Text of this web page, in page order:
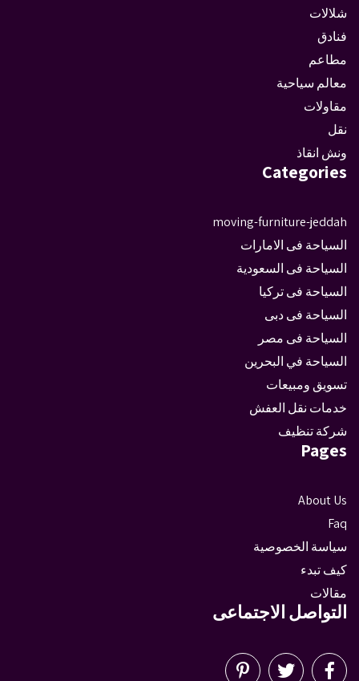
شلالات
فنادق
مطاعم
معالم سياحية
مقاولات
نقل
ونش انقاذ
Categories
moving-furniture-jeddah
السياحة فى الامارات
السياحة فى السعودية
السياحة فى تركيا
السياحة فى دبى
السياحة فى مصر
السياحة في البحرين
تسويق ومبيعات
خدمات نقل العفش
شركة تنظيف
Pages
About Us
Faq
سياسة الخصوصية
كيف تبدء
مقالات
التواصل الاجتماعى